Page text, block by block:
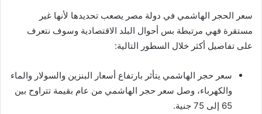
سعر الحجر الهاشمي في دولة مصر يصعب تحديدها لأنها غير
مستقرة فهي مرتبطة بس أحوال البلد الاقتصادية وسوف نتعرف
على تفاصيل أكثر خلال السطور التالية:
سعر حجر الهاشمي يتأثر بارتفاع أسعار البنزين والسولار والماء
والكهرباء، وصل سعر حجر الهاشمي من عام بقيمة تتراوح بين
65 إلى 75 جنية.